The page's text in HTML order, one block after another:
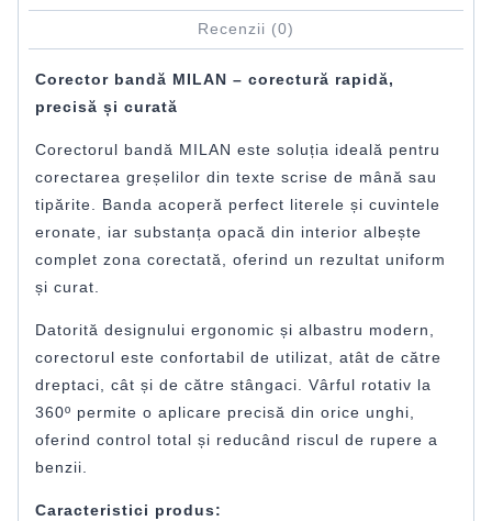
Recenzii (0)
Corector bandă MILAN – corectură rapidă,
precisă și curată
Corectorul bandă MILAN este soluția ideală pentru
corectarea greșelilor din texte scrise de mână sau
tipărite. Banda acoperă perfect literele și cuvintele
eronate, iar substanța opacă din interior albește
complet zona corectată, oferind un rezultat uniform
și curat.
Datorită designului ergonomic și albastru modern,
corectorul este confortabil de utilizat, atât de către
dreptaci, cât și de către stângaci. Vârful rotativ la
360º permite o aplicare precisă din orice unghi,
oferind control total și reducând riscul de rupere a
benzii.
Caracteristici produs: